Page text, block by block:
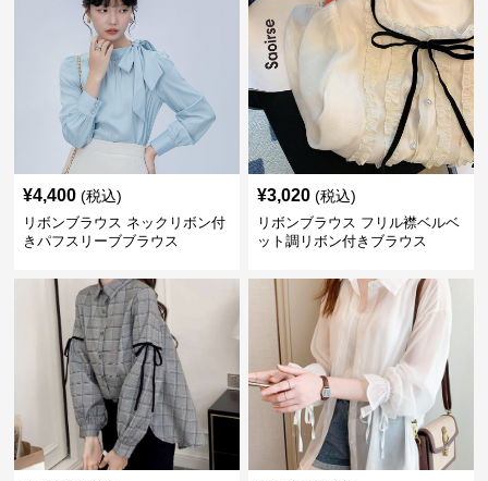
¥4,400 (税込)
リボンブラウス ネックリボン付
きパフスリーブブラウス
¥3,020 (税込)
リボンブラウス フリル襟ベルベ
ット調リボン付きブラウス